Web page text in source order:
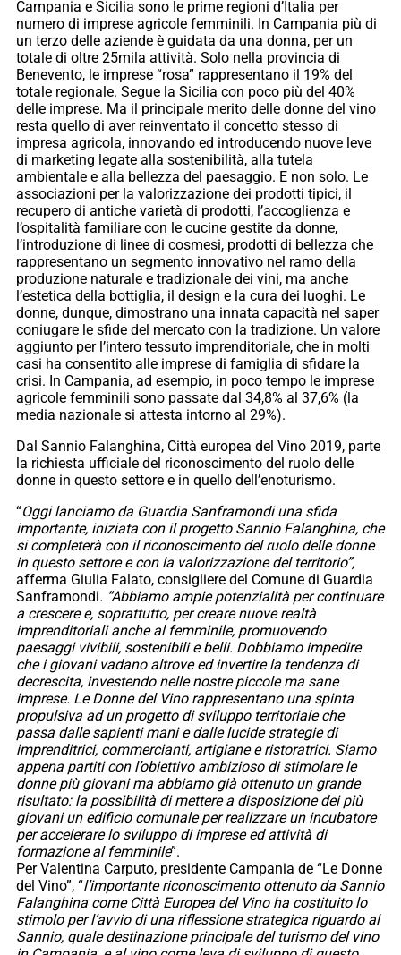
Campania e Sicilia sono le prime regioni d’Italia per
numero di imprese agricole femminili. In Campania più di
un terzo delle aziende è guidata da una donna, per un
totale di oltre 25mila attività. Solo nella provincia di
Benevento, le imprese “rosa” rappresentano il 19% del
totale regionale. Segue la Sicilia con poco più del 40%
delle imprese. Ma il principale merito delle donne del vino
resta quello di aver reinventato il concetto stesso di
impresa agricola, innovando ed introducendo nuove leve
di marketing legate alla sostenibilità, alla tutela
ambientale e alla bellezza del paesaggio. E non solo. Le
associazioni per la valorizzazione dei prodotti tipici, il
recupero di antiche varietà di prodotti, l’accoglienza e
l’ospitalità familiare con le cucine gestite da donne,
l’introduzione di linee di cosmesi, prodotti di bellezza che
rappresentano un segmento innovativo nel ramo della
produzione naturale e tradizionale dei vini, ma anche
l’estetica della bottiglia, il design e la cura dei luoghi. Le
donne, dunque, dimostrano una innata capacità nel saper
coniugare le sfide del mercato con la tradizione. Un valore
aggiunto per l’intero tessuto imprenditoriale, che in molti
casi ha consentito alle imprese di famiglia di sfidare la
crisi. In Campania, ad esempio, in poco tempo le imprese
agricole femminili sono passate dal 34,8% al 37,6% (la
media nazionale si attesta intorno al 29%).
Dal Sannio Falanghina, Città europea del Vino 2019, parte
la richiesta ufficiale del riconoscimento del ruolo delle
donne in questo settore e in quello dell’enoturismo.
“Oggi lanciamo da Guardia Sanframondi una sfida
importante, iniziata con il progetto Sannio Falanghina, che
si completerà con il riconoscimento del ruolo delle donne
in questo settore e con la valorizzazione del territorio”,
afferma Giulia Falato, consigliere del Comune di Guardia
Sanframondi. “Abbiamo ampie potenzialità per continuare
a crescere e, soprattutto, per creare nuove realtà
imprenditoriali anche al femminile, promuovendo
paesaggi vivibili, sostenibili e belli. Dobbiamo impedire
che i giovani vadano altrove ed invertire la tendenza di
decrescita, investendo nelle nostre piccole ma sane
imprese. Le Donne del Vino rappresentano una spinta
propulsiva ad un progetto di sviluppo territoriale che
passa dalle sapienti mani e dalle lucide strategie di
imprenditrici, commercianti, artigiane e ristoratrici. Siamo
appena partiti con l’obiettivo ambizioso di stimolare le
donne più giovani ma abbiamo già ottenuto un grande
risultato: la possibilità di mettere a disposizione dei più
giovani un edificio comunale per realizzare un incubatore
per accelerare lo sviluppo di imprese ed attività di
formazione al femminile”.
Per Valentina Carputo, presidente Campania de “Le Donne
del Vino”, “l’importante riconoscimento ottenuto da Sannio
Falanghina come Città Europea del Vino ha costituito lo
stimolo per l’avvio di una riflessione strategica riguardo al
Sannio, quale destinazione principale del turismo del vino